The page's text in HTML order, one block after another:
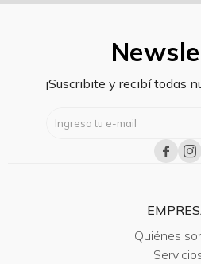
¡Suscribite y recibí todas
 
Quiénes